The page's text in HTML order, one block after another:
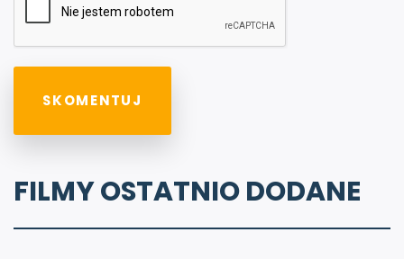
FILMY OSTATNIO DODANE